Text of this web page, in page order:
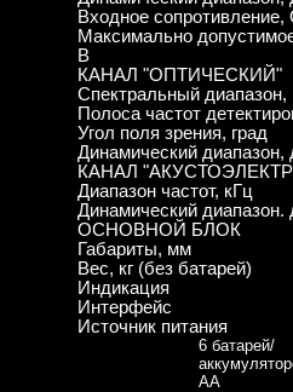
Входное
Максимально
В
КАНАЛ "ОПТИЧЕСКИЙ"
Спектральный
Полоса частот
Угол поля зрения, град
Динамический диапазон,
КАНАЛ
Диапазон частот, кГц
Динамический диапазон.
ОСНОВНОЙ БЛОК
Габариты, мм
Вес, кг (без батарей)
Индикация
Интерфейс
Источник питания
6 батарей/
АА